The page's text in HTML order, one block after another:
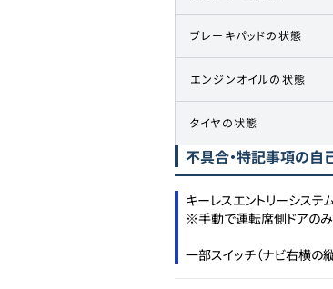
ブレーキパッドの状態
エンジンオイルの状態
タイヤの状態
不具合・特記事項の自
キーレスエントリーシステ
※手動で運転席側ドアの
一部スイッチ（ナビ右横の